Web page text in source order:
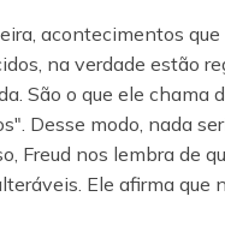
acontecimentos
na verdade estão
São o que ele chama
Desse modo, nada
Freud nos lembra de
Ele afirma que